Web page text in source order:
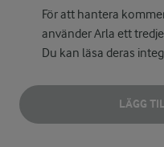
För att hantera
använder Arla ett
Du kan läsa deras
LÄGG